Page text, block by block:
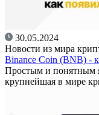
30.05.2024
Новости из мира
Binance Coin (BNB) -
Простым и понятным
крупнейшая в мире